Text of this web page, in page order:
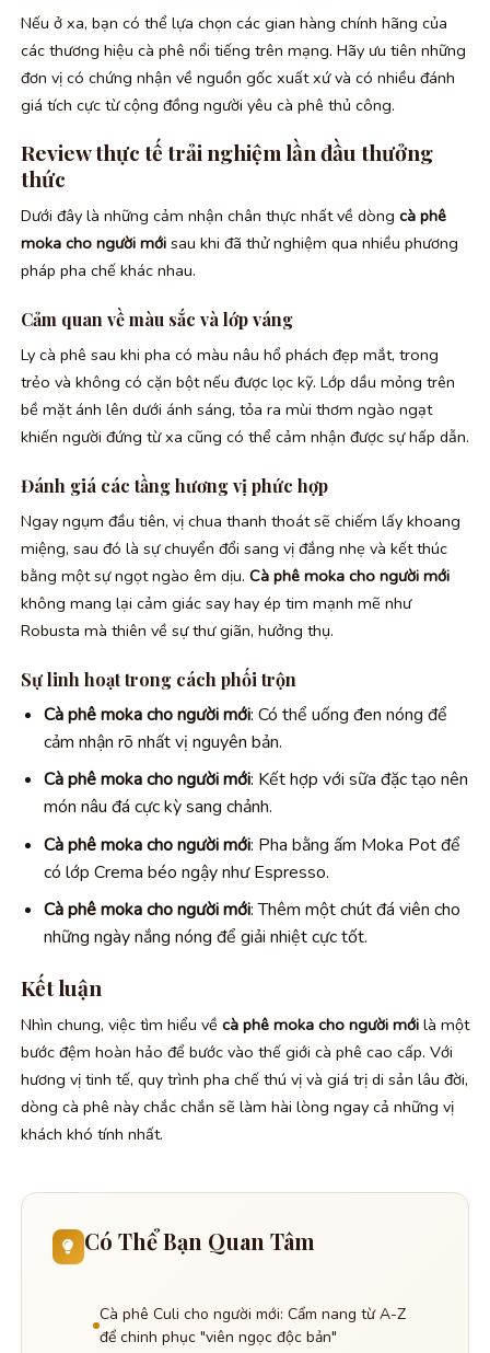
Nếu ở xa, bạn có thể lựa chọn các gian hàng chính hãng của
các thương hiệu cà phê nổi tiếng trên mạng. Hãy ưu tiên những
đơn vị có chứng nhận về nguồn gốc xuất xứ và có nhiều đánh
giá tích cực từ cộng đồng người yêu cà phê thủ công.
Review thực tế trải nghiệm lần đầu thưởng
thức
Dưới đây là những cảm nhận chân thực nhất về dòng cà phê
moka cho người mới sau khi đã thử nghiệm qua nhiều phương
pháp pha chế khác nhau.
Cảm quan về màu sắc và lớp váng
Ly cà phê sau khi pha có màu nâu hổ phách đẹp mắt, trong
trẻo và không có cặn bột nếu được lọc kỹ. Lớp dầu mỏng trên
bề mặt ánh lên dưới ánh sáng, tỏa ra mùi thơm ngào ngạt
khiến người đứng từ xa cũng có thể cảm nhận được sự hấp dẫn.
Đánh giá các tầng hương vị phức hợp
Ngay ngụm đầu tiên, vị chua thanh thoát sẽ chiếm lấy khoang
miệng, sau đó là sự chuyển đổi sang vị đắng nhẹ và kết thúc
bằng một sự ngọt ngào êm dịu. Cà phê moka cho người mới
không mang lại cảm giác say hay ép tim mạnh mẽ như
Robusta mà thiên về sự thư giãn, hưởng thụ.
Sự linh hoạt trong cách phối trộn
Cà phê moka cho người mới: Có thể uống đen nóng để
cảm nhận rõ nhất vị nguyên bản.
Cà phê moka cho người mới: Kết hợp với sữa đặc tạo nên
món nâu đá cực kỳ sang chảnh.
Cà phê moka cho người mới: Pha bằng ấm Moka Pot để
có lớp Crema béo ngậy như Espresso.
Cà phê moka cho người mới: Thêm một chút đá viên cho
những ngày nắng nóng để giải nhiệt cực tốt.
Kết luận
Nhìn chung, việc tìm hiểu về cà phê moka cho người mới là một
bước đệm hoàn hảo để bước vào thế giới cà phê cao cấp. Với
hương vị tinh tế, quy trình pha chế thú vị và giá trị di sản lâu đời,
dòng cà phê này chắc chắn sẽ làm hài lòng ngay cả những vị
khách khó tính nhất.
Có Thể Bạn Quan Tâm
Cà phê Culi cho người mới: Cẩm nang từ A-Z
để chinh phục "viên ngọc độc bản"